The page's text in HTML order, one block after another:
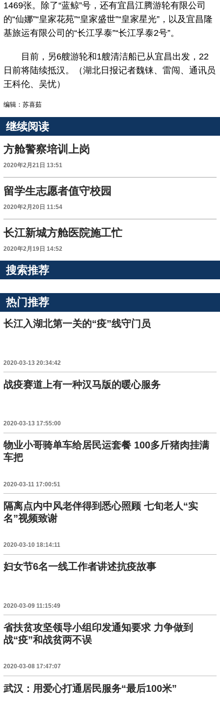
1469张。除了“蓝鲸”号，还有宜昌江腾游轮有限公司
的“仙娜”“皇家花苑”“皇家盛世”“皇家星光”，以及宜昌隆
基旅运有限公司的“长江孚泰”“长江孚泰2号”。
目前，另6艘游轮和1艘清洁船已从宜昌出发，22
日前将陆续抵汉。（湖北日报记者魏铼、雷闯、通讯员
王科伦、吴忧）
编辑：苏喜茹
继续阅读
方舱警察培训上岗
2020年2月21日 13:51
留学生志愿者值守校园
2020年2月20日 11:54
长江新城方舱医院施工忙
2020年2月19日 14:52
搜索推荐
热门推荐
长江入湖北第一关的“疫”线守门员
2020-03-13 20:34:42
战疫赛道上有一种汉马版的暖心服务
2020-03-13 17:55:00
物业小哥骑单车给居民运套餐 100多斤猪肉挂满
车把
2020-03-11 17:00:51
隔离点内中风老伴得到悉心照顾 七旬老人“实
名”视频致谢
2020-03-10 18:14:11
妇女节6名一线工作者讲述抗疫故事
2020-03-09 11:15:49
省扶贫攻坚领导小组印发通知要求 力争做到
战“疫”和战贫两不误
2020-03-08 17:47:07
武汉：用爱心打通居民服务“最后100米”